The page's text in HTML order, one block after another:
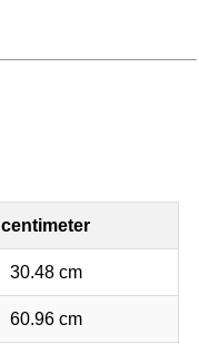
centimeter
30.48 cm
60.96 cm